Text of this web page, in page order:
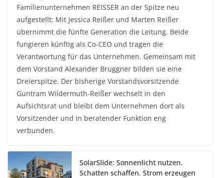
Familienunternehmen REISSER an der Spitze neu
aufgestellt: Mit Jessica Reißer und Marten Reißer
übernimmt die fünfte Generation die Leitung. Beide
fungieren künftig als Co-CEO und tragen die
Verantwortung für das Unternehmen. Gemeinsam mit
dem Vorstand Alexander Bruggner bilden sie eine
Dreierspitze. Der bisherige Vorstandsvorsitzende
Guntram Wildermuth-Reißer wechselt in den
Aufsichtsrat und bleibt dem Unternehmen dort als
Vorsitzender und in beratender Funktion eng
verbunden.
SolarSlide: Sonnenlicht nutzen.
Schatten schaffen. Strom erzeugen